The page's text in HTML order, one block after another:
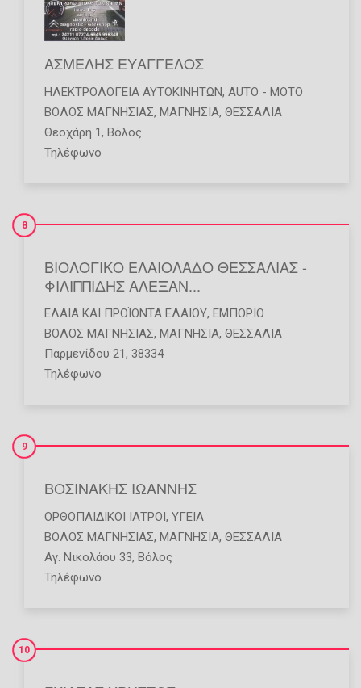
ΑΣΜΕΛΗΣ ΕΥΑΓΓΕΛΟΣ
ΗΛΕΚΤΡΟΛΟΓΕΊΑ ΑΥΤΟΚΙΝΉΤΩΝ, AUTO - MOTO
ΒΟΛΟΣ ΜΑΓΝΗΣΙΑΣ, ΜΑΓΝΗΣΙΑ, ΘΕΣΣΑΛΙΑ
Θεοχάρη 1, Βόλος
Τηλέφωνο
ΒΙΟΛΟΓΙΚΟ ΕΛΑΙΟΛΑΔΟ ΘΕΣΣΑΛΙΑΣ -
ΦΙΛΙΠΠΙΔΗΣ ΑΛΕΞΑΝ...
8
ΈΛΑΙΑ ΚΑΙ ΠΡΟΪΌΝΤΑ ΕΛΑΊΟΥ, ΕΜΠΌΡΙΟ
ΒΟΛΟΣ ΜΑΓΝΗΣΙΑΣ, ΜΑΓΝΗΣΙΑ, ΘΕΣΣΑΛΙΑ
Παρμενίδου 21, 38334
Τηλέφωνο
ΒΟΣΙΝΑΚΗΣ ΙΩΑΝΝΗΣ
9
ΟΡΘΟΠΑΙΔΙΚΟΊ ΙΑΤΡΟΊ, ΥΓΕΊΑ
ΒΟΛΟΣ ΜΑΓΝΗΣΙΑΣ, ΜΑΓΝΗΣΙΑ, ΘΕΣΣΑΛΙΑ
Αγ. Νικολάου 33, Βόλος
Τηλέφωνο
10